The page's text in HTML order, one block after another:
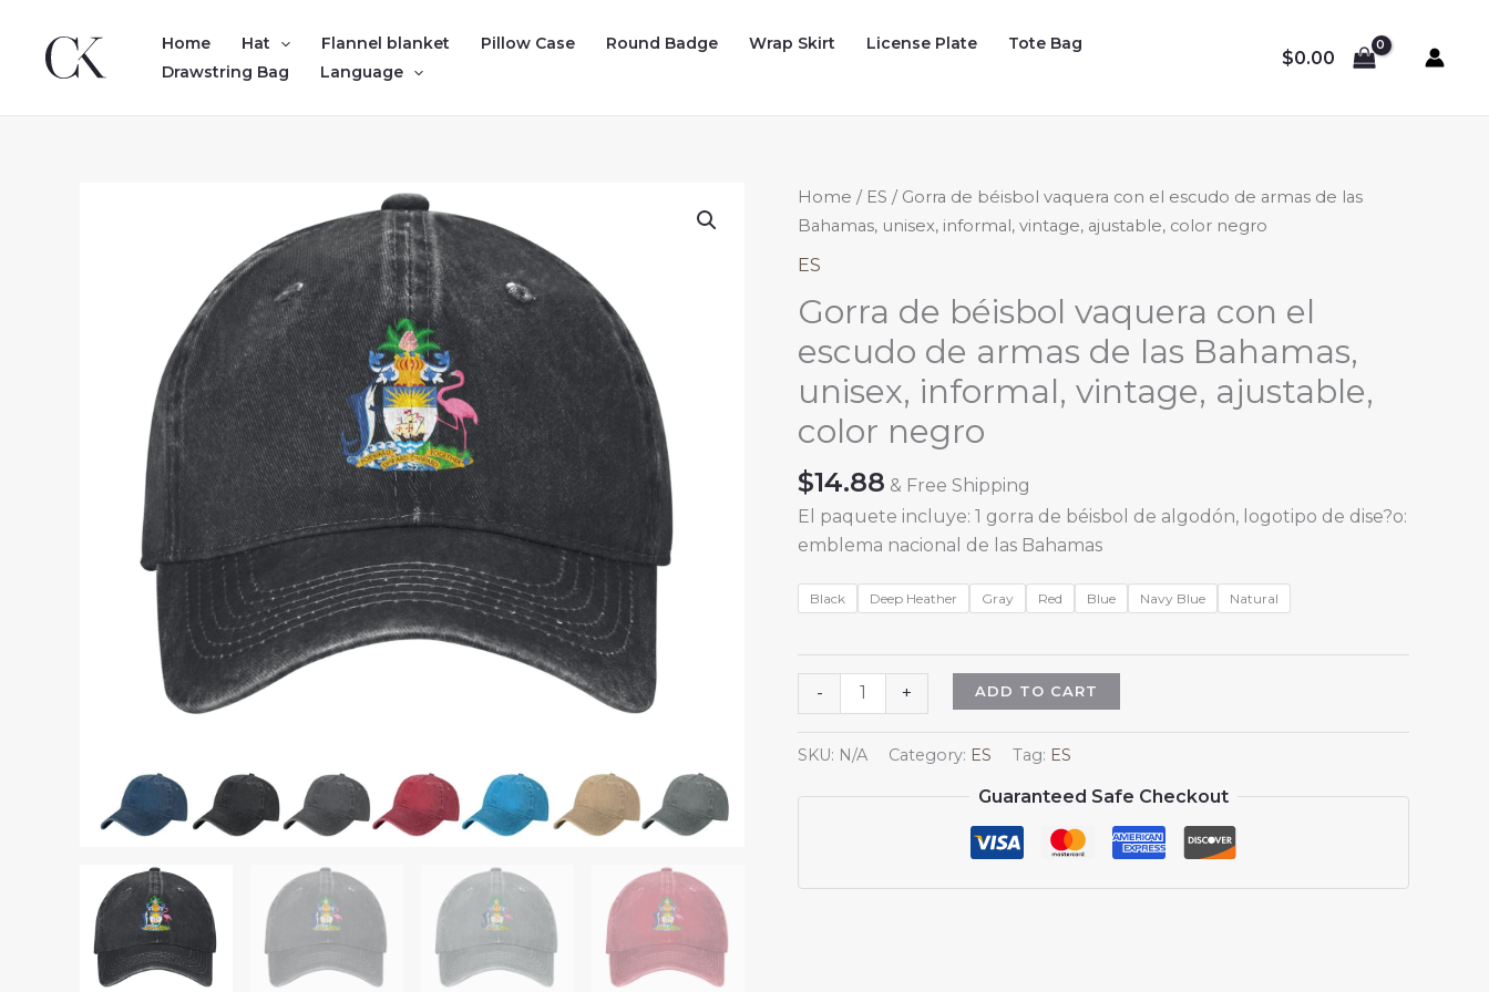
content
Home Hat Flannel blanket Pillow Case Round Badge Wrap Skirt License Plate
Tote Bag
Drawstring Bag
Language
$0.00
Home / ES / Gorra de béisbol vaquera con el escudo de armas de las
Bahamas, unisex, informal, vintage, ajustable, color negro
ES
Gorra de béisbol vaquera con el
escudo de armas de las Bahamas,
unisex, informal, vintage, ajustable,
color negro
$14.88 & Free Shipping
El paquete incluye: 1 gorra de béisbol de algodón, logotipo de dise?o:
emblema nacional de las Bahamas
Black Deep Heather Gray Red Blue Navy Blue Natural
-
de
béisbol
con
de
+ ADD TO CART
SKU: N/A Category: ES Tag: ES
Guaranteed Safe Checkout